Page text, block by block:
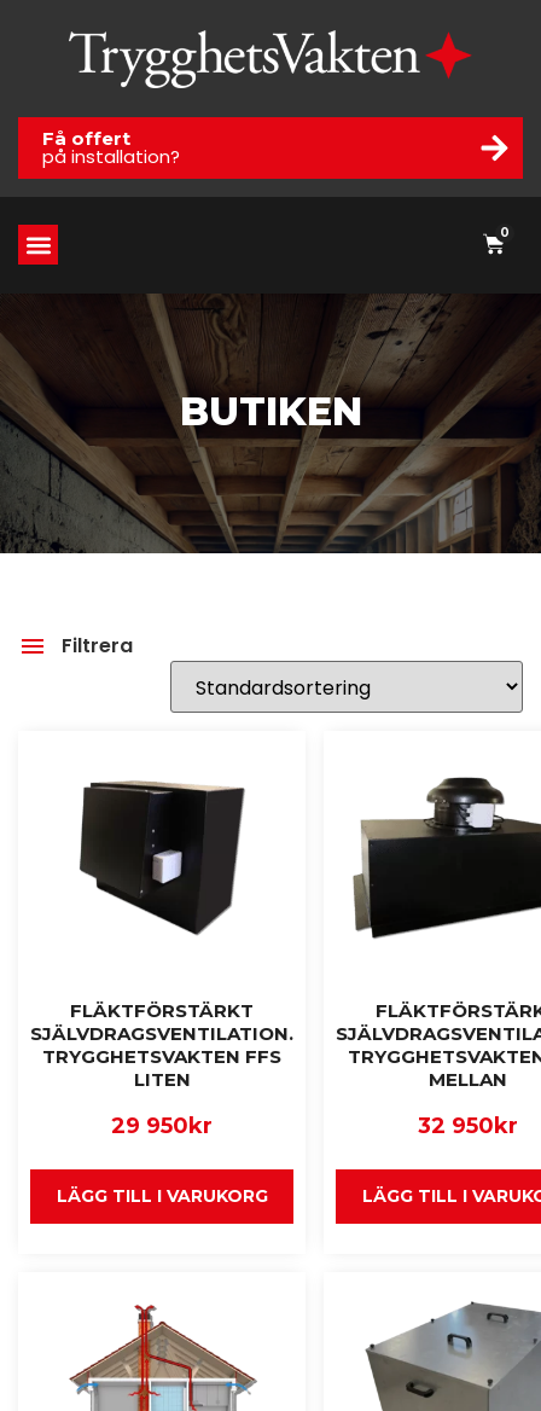
Få offert
på installation?
0
BUTIKEN
Filtrera
FLÄKTFÖRSTÄRKT
SJÄLVDRAGSVENTILATION.
TRYGGHETSVAKTEN FFS
LITEN
29 950kr
LÄGG TILL I VARUKORG
MELLAN
32 950kr
LÄGG TILL I